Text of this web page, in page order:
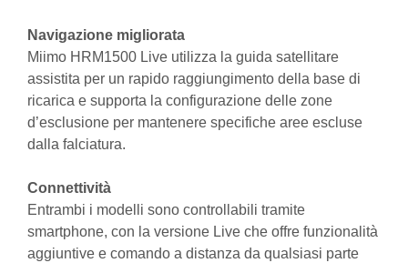
Navigazione migliorata
Miimo HRM1500 Live utilizza la guida satellitare
assistita per un rapido raggiungimento della base di
ricarica e supporta la configurazione delle zone
d’esclusione per mantenere specifiche aree escluse
dalla falciatura.
Connettività
Entrambi i modelli sono controllabili tramite
smartphone, con la versione Live che offre funzionalità
aggiuntive e comando a distanza da qualsiasi parte